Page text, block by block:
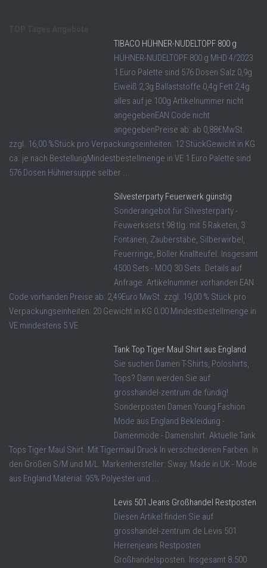
TIBACO HÜHNER-NUDELTOPF 800 g
HÜHNER-NUDELTOPF 800 g MHD 4/2023
1 Euro Palette sind 576 Dosen Salz 0,9g
Eiweiß 2,3g Ballaststoffe 0,4g Fett 2,4g
alles auf je 100g Artikelnummer nicht
angegebenEAN Code nicht
angegebenPreise ab: ab 0,88€MwSt.
zzgl. 16,00 %Stück pro Verpackungseinheiten: 12 StückGewicht in KG
ca. je nach BestellungMindestbestellmenge in VE 1 Euro Palette sind
576 Dosen Hühnersuppe selber ...
Silvesterparty Feuerwerk günstig
Sonderangebot für Silvesterparty -
Feuwerksets t 98 tlg. mit 5 Raketen, 3
Fontänen, Zauberstäbe, Silberwirbel,
Feuerringe, Böller Knallteufel. Insgesamt
4500 Sets - MOQ 30 Sets. Details auf
Anfrage. Artikelnummer vorhanden EAN
Code vorhanden Preise ab: 2,49Euro MwSt. zzgl. 19,00 % Stück pro
Verpackungseinheiten: 20 Gewicht in KG 0.00 Mindestbestellmenge in
VE mindestens 5 VE
Tank Top Tiger Maul Shirt aus England
Sie suchen Damen T-Shirts, Poloshirts,
Tops? Dann werden Sie auf
grosshandel-zentrum.de fündig!
Sonderposten Damen Young Fashion
Mode aus England Bekleidung -
Damenmode - Damenshirt. Aktuelle Tank
Tops Tiger Maul Shirt. Mit Tigermaul Druck In verschiedenen Farben. In
den Größen S/M und M/L. Markenhersteller: Sway. Made in UK - Mode
aus England Material: 95% Polyester und ...
Levis 501 Jeans Großhandel Restposten
Diesen Artikel finden Sie auf
grosshandel-zentrum.de Levis 501
Herrenjeans Restposten
Großhandelsposten. Insgesamt 8.500